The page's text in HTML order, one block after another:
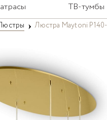
ТВ-тумбы
Люстра Maytoni